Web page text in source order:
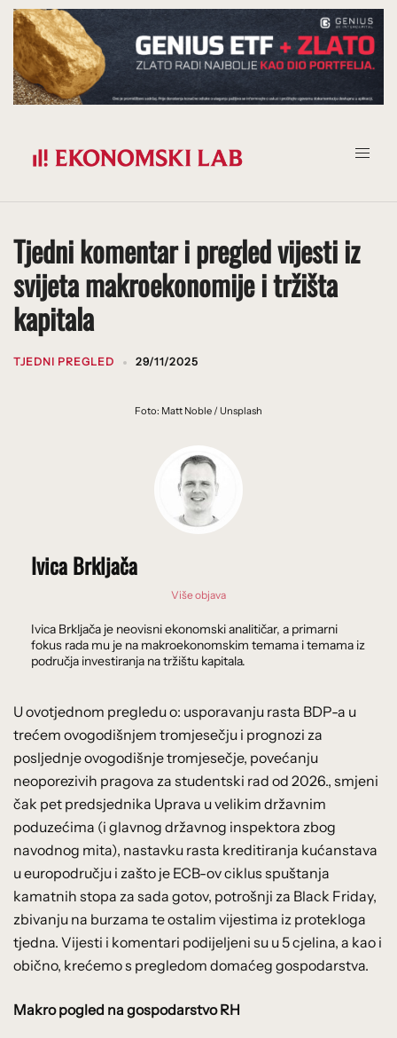
Prijeđi
na
sadržaj
Tjedni komentar i pregled vijesti iz
svijeta makroekonomije i tržišta
kapitala
TJEDNI PREGLED 29/11/2025
Foto: Matt Noble / Unsplash
Ivica Brkljača
Više objava
Ivica Brkljača je neovisni ekonomski analitičar, a primarni
fokus rada mu je na makroekonomskim temama i temama iz
područja investiranja na tržištu kapitala.
U ovotjednom pregledu o: usporavanju rasta BDP-a u
trećem ovogodišnjem tromjesečju i prognozi za
posljednje ovogodišnje tromjesečje, povećanju
neoporezivih pragova za studentski rad od 2026., smjeni
čak pet predsjednika Uprava u velikim državnim
poduzećima (i glavnog državnog inspektora zbog
navodnog mita), nastavku rasta kreditiranja kućanstava
u europodručju i zašto je ECB-ov ciklus spuštanja
kamatnih stopa za sada gotov, potrošnji za Black Friday,
zbivanju na burzama te ostalim vijestima iz protekloga
tjedna. Vijesti i komentari podijeljeni su u 5 cjelina, a kao i
obično, krećemo s pregledom domaćeg gospodarstva.
Makro pogled na gospodarstvo RH